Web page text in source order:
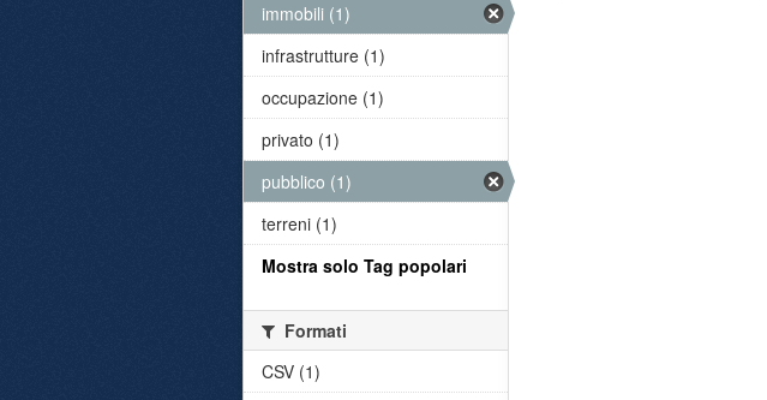
immobili (1)
infrastrutture (1)
occupazione (1)
privato (1)
pubblico (1)
terreni (1)
Mostra solo Tag popolari
Formati
CSV (1)